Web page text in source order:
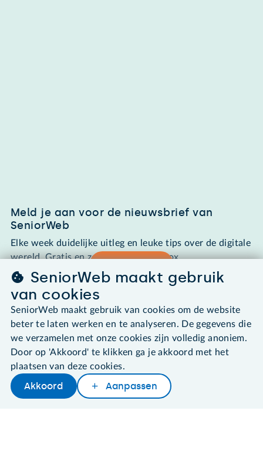
Later lezen Delen Woordenboek
Meld je aan voor de nieuwsbrief van
SeniorWeb
Elke week duidelijke uitleg en leuke tips over de digitale
wereld. Gratis en zomaar in de mailbox.
Footer
Tips & Uitleg
Cursussen
PCHulp
SeniorWeb maakt gebruik
van cookies
SeniorWeb maakt gebruik van cookies om de website
beter te laten werken en te analyseren. De gegevens die
we verzamelen met onze cookies zijn volledig anoniem.
Door op 'Akkoord' te klikken ga je akkoord met het
plaatsen van deze cookies.
Akkoord Aanpassen